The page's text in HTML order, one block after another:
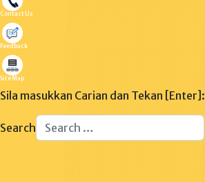
Contact Us
Feedback
Site Map
Sila masukkan Carian dan Tekan [Enter]:
Search